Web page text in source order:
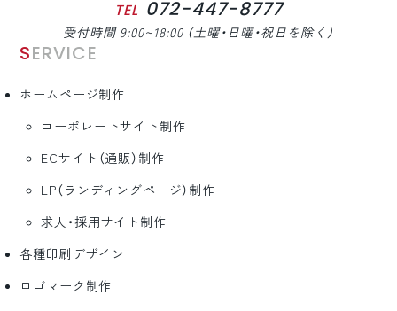
TEL 072-447-8777
受付時間 9:00~18:00 （土曜・日曜・祝日を除く）
SERVICE
ホームページ制作
コーポレートサイト制作
ECサイト（通販）制作
LP（ランディングページ）制作
求人・採用サイト制作
各種印刷デザイン
ロゴマーク制作